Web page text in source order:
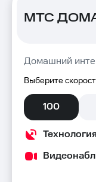
МТС
Домашний
Выберите
100